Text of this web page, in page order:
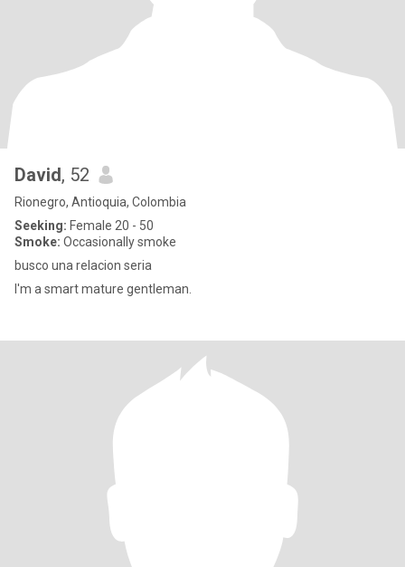
David, 52
Rionegro, Antioquia, Colombia
Seeking: Female 20 - 50
Smoke: Occasionally smoke
busco una relacion seria
I'm a smart mature gentleman.